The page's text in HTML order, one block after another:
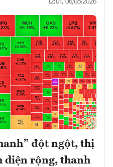
12:01, 06/08/2026
đột ngột, thị
diện rộng, thanh